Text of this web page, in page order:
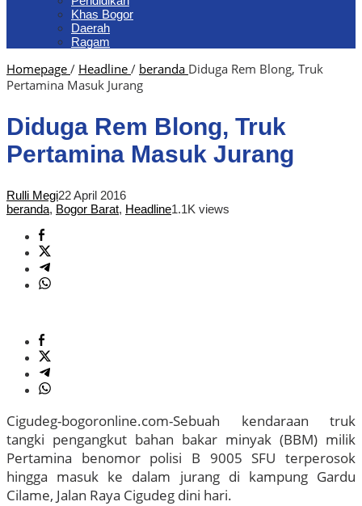
Khas Bogor
Daerah
Ragam
Homepage / Headline / beranda Diduga Rem Blong, Truk
Pertamina Masuk Jurang
Diduga Rem Blong, Truk
Pertamina Masuk Jurang
Rulli Megi22 April 2016
beranda, Bogor Barat, Headline1.1K views
Cigudeg-bogoronline.com-Sebuah kendaraan truk
tangki pengangkut bahan bakar minyak (BBM) milik
Pertamina benomor polisi B 9005 SFU terperosok
hingga masuk ke dalam jurang di kampung Gardu
Cilame, Jalan Raya Cigudeg dini hari.